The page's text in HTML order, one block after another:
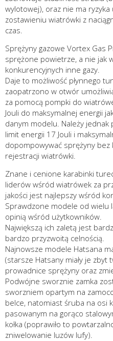
wylotowej), oraz nie ma
zostawieniu wiatrówki z
czas.
Sprężyny gazowe Vortex Gas
sprężone powietrze, a nie jak
konkurencyjnych inne gazy.
Daje to możliwość płynnego
zaopatrzono w otwór
za pomocą pompki do
Jouli do maksymalnej energii
danym modelu. Należy jednak
limit energii 17 Jouli i
dopompowywać sprężyny bez
rejestracji wiatrówki.
Znane i cenione karabinki
liderów wśród wiatrówek za
jakości jest najlepszy wśród
Sprawdzone modele od wielu
opinią wśród użytkowników.
Największą ich zaletą jest
bardzo przyzwoitą celnością.
Najnowsze modele Hatsana
(starsze Hatsany miały je
prowadnice sprężyny oraz
Podwójne sworznie zamka
sworzniem opartym na
belce, natomiast śruba na osi
pasowanym na gorąco
kołka (poprawiło to
zniwelowanie luzów lufy).